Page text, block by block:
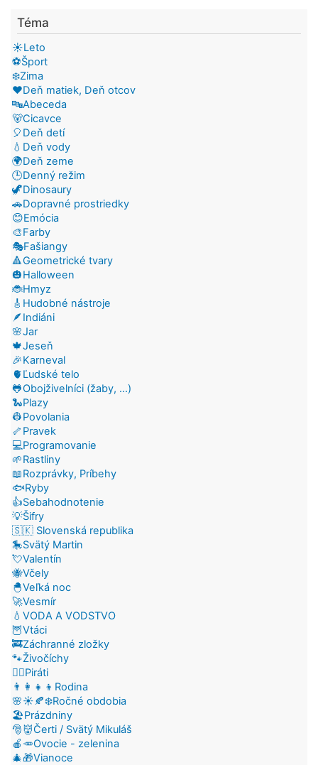
Téma
☀️Leto
⚽Šport
❄️Zima
❤️Deň matiek, Deň otcov
🔤Abeceda
🐻Cicavce
🎈Deň detí
💧Deň vody
🌍Deň zeme
🕒Denný režim
🦖Dinosaury
🚗Dopravné prostriedky
😊Emócia
🎨Farby
🎭Fašiangy
🔺Geometrické tvary
🎃Halloween
🐞Hmyz
🎸Hudobné nástroje
🪶Indiáni
🌸Jar
🍁Jeseň
🎉Karneval
🫀Ľudské telo
🐸Obojživelníci (žaby, ...)
🐍Plazy
👷Povolania
🦴Pravek
💻Programovanie
🌱Rastliny
📖Rozprávky, Príbehy
🐟Ryby
👍Sebahodnotenie
💡Šifry
🇸🇰 Slovenská republika
🎠Svätý Martin
💘Valentín
🐝Včely
🐣Veľká noc
🚀Vesmír
💧VODA A VODSTVO
🦉Vtáci
🚒Záchranné zložky
🐾Živočíchy
🏴‍☠️Piráti
👨‍👩‍👧‍👦Rodina
🌸☀️🍂❄️Ročné obdobia
🏖️Prázdniny
🎅👹Čerti / Svätý Mikuláš
🍎🥕Ovocie - zelenina
🎄🎁Vianoce